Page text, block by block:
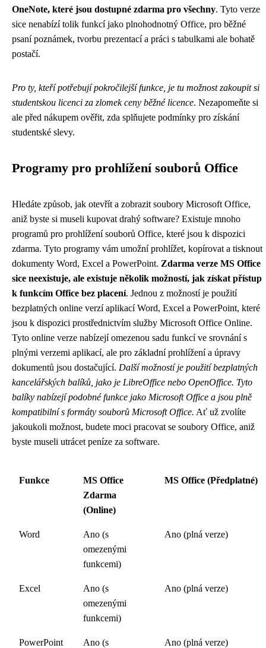
OneNote, které jsou dostupné zdarma pro všechny. Tyto verze
sice nenabízí tolik funkcí jako plnohodnotný Office, pro běžné
psaní poznámek, tvorbu prezentací a práci s tabulkami ale bohatě
postačí.
Pro ty, kteří potřebují pokročilejší funkce, je tu možnost zakoupit si
studentskou licenci za zlomek ceny běžné licence. Nezapomeňte si
ale před nákupem ověřit, zda splňujete podmínky pro získání
studentské slevy.
Programy pro prohlížení souborů Office
Hledáte způsob, jak otevřít a zobrazit soubory Microsoft Office,
aniž byste si museli kupovat drahý software? Existuje mnoho
programů pro prohlížení souborů Office, které jsou k dispozici
zdarma. Tyto programy vám umožní prohlížet, kopírovat a tisknout
dokumenty Word, Excel a PowerPoint. Zdarma verze MS Office
sice neexistuje, ale existuje několik možností, jak získat přístup
k funkcím Office bez placení. Jednou z možností je použití
bezplatných online verzí aplikací Word, Excel a PowerPoint, které
jsou k dispozici prostřednictvím služby Microsoft Office Online.
Tyto online verze nabízejí omezenou sadu funkcí ve srovnání s
plnými verzemi aplikací, ale pro základní prohlížení a úpravy
dokumentů jsou dostačující. Další možností je použití bezplatných
kancelářských balíků, jako je LibreOffice nebo OpenOffice. Tyto
balíky nabízejí podobné funkce jako Microsoft Office a jsou plně
kompatibilní s formáty souborů Microsoft Office. Ať už zvolíte
jakoukoli možnost, budete moci pracovat se soubory Office, aniž
byste museli utrácet peníze za software.
Funkce
MS Office
Zdarma
(Online)
MS Office (Předplatné)
Word
Ano (s
omezenými
funkcemi)
Ano (plná verze)
Excel
Ano (s
omezenými
funkcemi)
Ano (plná verze)
PowerPoint
Ano (s
Ano (plná verze)